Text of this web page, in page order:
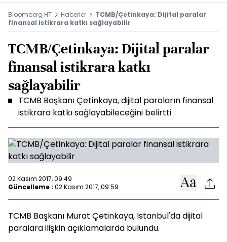
Bloomberg HT Haberler
TCMB/Çetinkaya: Dijital paralar
finansal istikrara katkı sağlayabilir
TCMB/Çetinkaya: Dijital paralar
finansal istikrara katkı
sağlayabilir
TCMB Başkanı Çetinkaya, dijital paraların finansal
istikrara katkı sağlayabileceğini belirtti
02 Kasım 2017, 09:49
Güncelleme : 02 Kasım 2017, 09:59
TCMB Başkanı Murat Çetinkaya, İstanbul'da dijital
paralara ilişkin açıklamalarda bulundu.